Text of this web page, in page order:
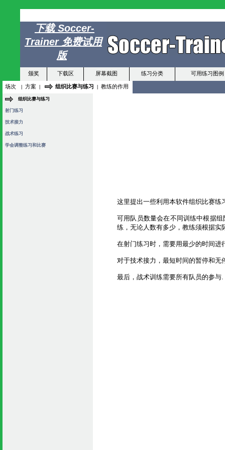
下载 Soccer-
Trainer 免费试用
版
颁奖 下载区 屏幕截图 练习分类 可用练习图例
场次 方案 组织比赛与练习 教练的作用
组织比赛与练习
射门练习
技术接力
战术练习
学会调整练习和比赛
这里提出一些利用本软件组织比赛
可用队员数量会在不同训练中根据
练，无论人数有多少，教练须根据
在射门练习时，需要用最少的时间
对于技术接力，最短时间的暂停和
最后，战术训练需要所有队员的参与.